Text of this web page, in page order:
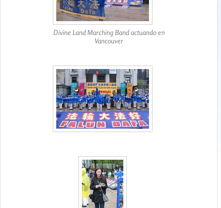
Divine Land Marching Band actuando en
Vancouver